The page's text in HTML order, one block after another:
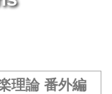
理論 番外編